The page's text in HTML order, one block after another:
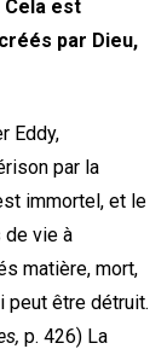
Cela est
par Dieu,
Eddy,
par la
immortel, et le
de vie à
matière, mort,
peut être détruit.
p. 426) La